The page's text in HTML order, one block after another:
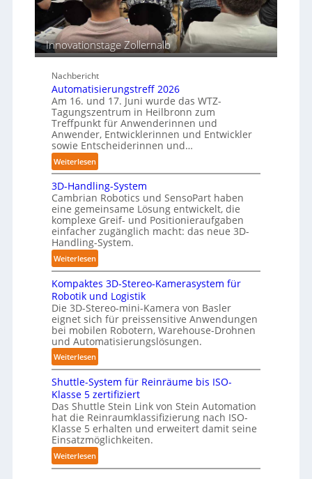
h
e
n
n
p
e
C
o
b
o
t
b
e
s
ä
n
d
i
g
e
P
o
y
m
e
r
l
a
g
e
r
f
ü
r
T
a
u
c
h
r
o
b
o
t
Innovationstage Zollernalb
Nachbericht
Automatisierungstreff 2026
Am 16. und 17. Juni wurde das WTZ-
Tagungszentrum in Heilbronn zum
Treffpunkt für Anwenderinnen und
Anwender, Entwicklerinnen und Entwickler
sowie Entscheiderinnen und…
Weiterlesen:
A
u
t
o
m
a
t
i
s
i
e
r
u
n
g
s
t
r
e
f
f
2
0
3D-Handling-System
Cambrian Robotics und SensoPart haben
eine gemeinsame Lösung entwickelt, die
komplexe Greif- und Positionieraufgaben
einfacher zugänglich macht: das neue 3D-
Handling-System.
Weiterlesen:
3
D
-
H
a
n
d
l
n
g
-
S
y
s
t
Kompaktes 3D-Stereo-Kamerasystem für
Robotik und Logistik
Die 3D-Stereo-mini-Kamera von Basler
eignet sich für preissensitive Anwendungen
bei mobilen Robotern, Warehouse-Drohnen
und Automatisierungslösungen.
Weiterlesen:
K
o
m
p
a
k
t
e
Shuttle-System für Reinräume bis ISO-
Klasse 5 zertifiziert
Das Shuttle Stein Link von Stein Automation
hat die Reinraumklassifizierung nach ISO-
Klasse 5 erhalten und erweitert damit seine
Einsatzmöglichkeiten.
Weiterlesen:
S